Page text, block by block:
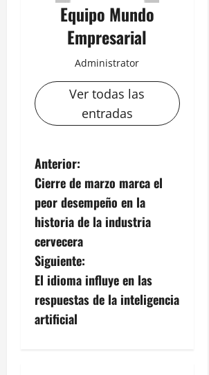
Equipo Mundo
Empresarial
Administrator
Ver todas las
entradas
N
a
v
e
g
a
Anterior:
Cierre de marzo marca el
peor desempeño en la
historia de la industria
cervecera
Siguiente:
El idioma influye en las
respuestas de la inteligencia
artificial